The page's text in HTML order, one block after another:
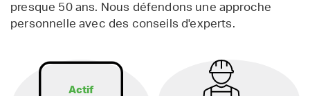
presque 50 ans. Nous défendons une approche
personnelle avec des conseils d'experts.
Actif